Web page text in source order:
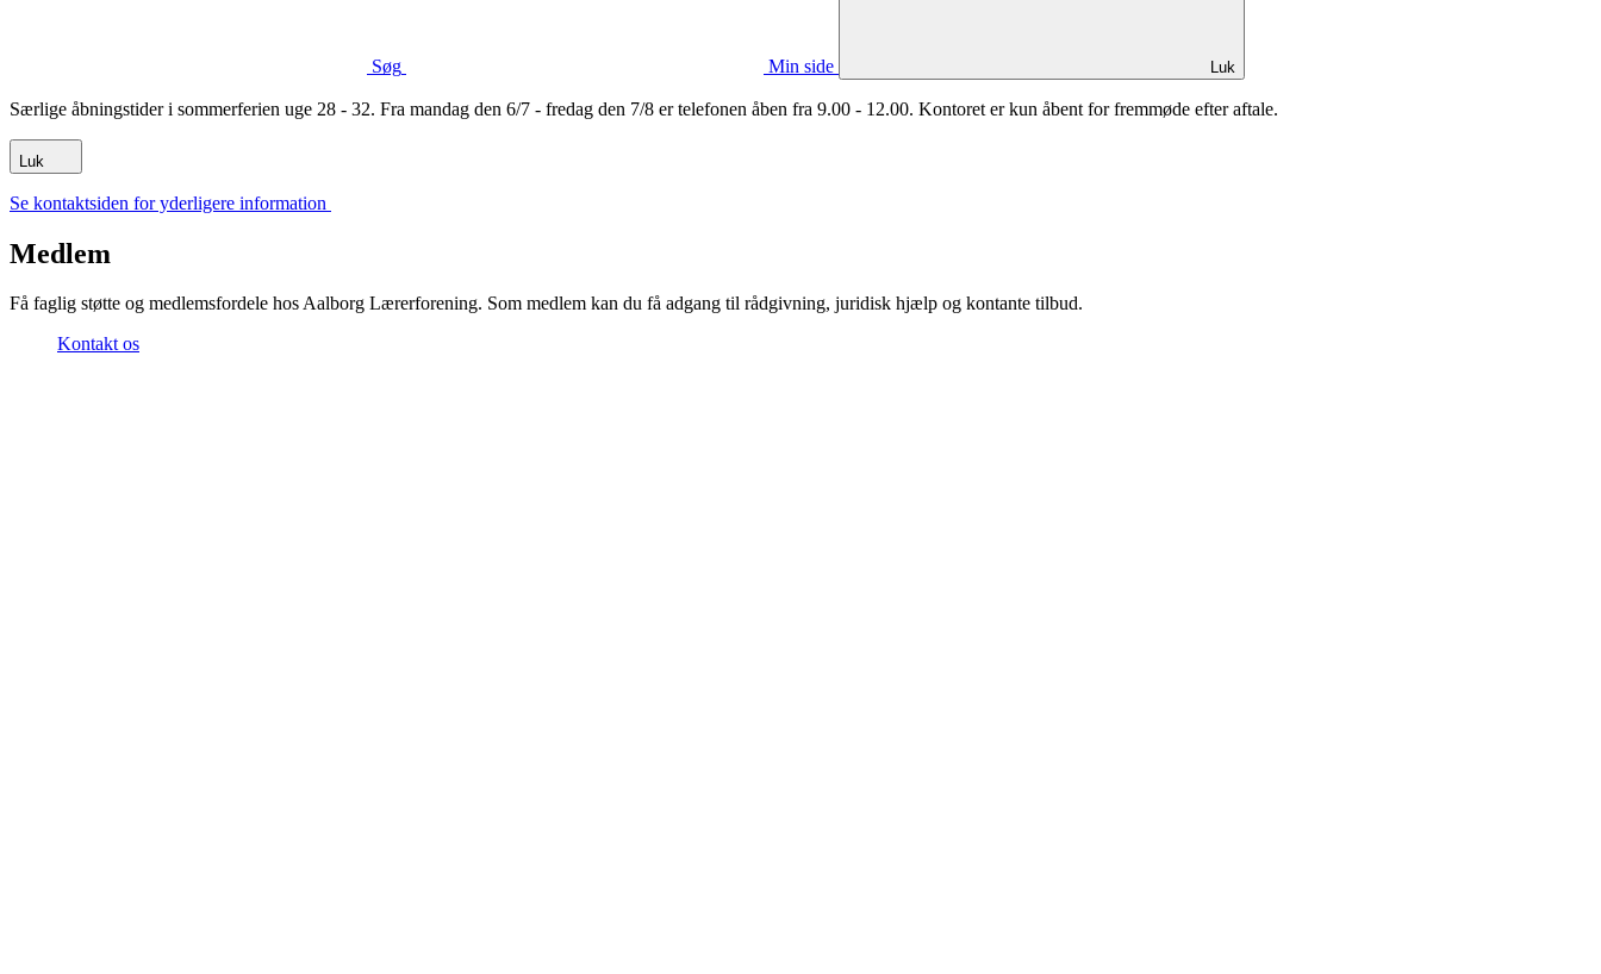
Søg Min side Luk
Særlige åbningstider i sommerferien uge 28 - 32. Fra mandag den 6/7 - fredag den 7/8 er telefonen åben fra 9.00 - 12.00. Kontoret er kun åbent for fremmøde efter aftale.
Luk
Se kontaktsiden for yderligere information
Medlem
Få faglig støtte og medlemsfordele hos Aalborg Lærerforening. Som medlem kan du få adgang til rådgivning, juridisk hjælp og kontante tilbud.
Kontakt os